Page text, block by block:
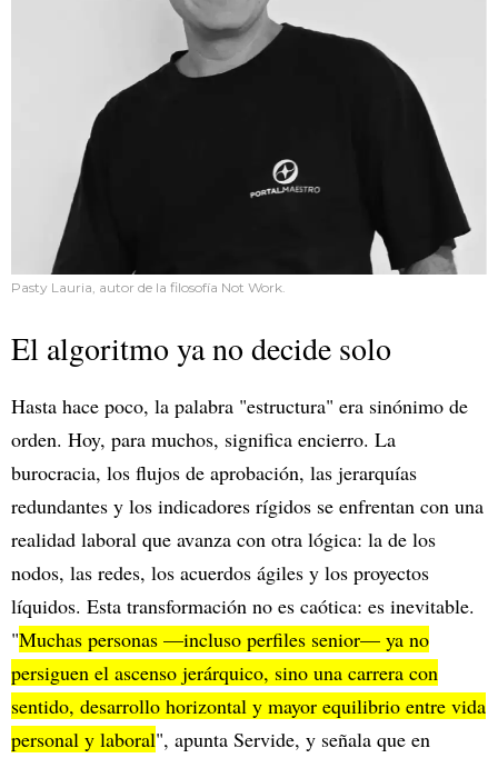
Pasty Lauria, autor de la filosofía Not Work.
El algoritmo ya no decide solo
Hasta hace poco, la palabra "estructura" era sinónimo de
orden. Hoy, para muchos, significa encierro. La
burocracia, los flujos de aprobación, las jerarquías
redundantes y los indicadores rígidos se enfrentan con una
realidad laboral que avanza con otra lógica: la de los
nodos, las redes, los acuerdos ágiles y los proyectos
líquidos. Esta transformación no es caótica: es inevitable.
"Muchas personas —incluso perfiles senior— ya no
persiguen el ascenso jerárquico, sino una carrera con
sentido, desarrollo horizontal y mayor equilibrio entre vida
personal y laboral", apunta Servide, y señala que en